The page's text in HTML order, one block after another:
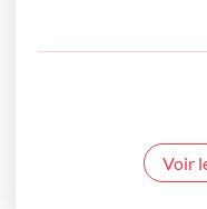
Voir